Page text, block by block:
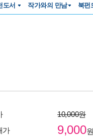
도서 작가와의 만남 북펀
10,000원
가
9,000